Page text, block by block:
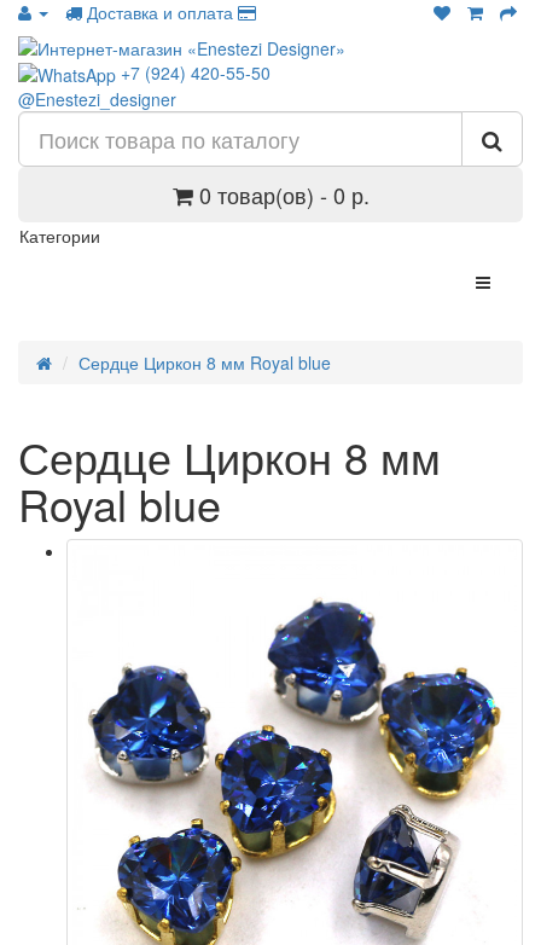
Доставка и оплата
+7 (924) 420-55-50
@Enestezi_designer
0 товар(ов) - 0 р.
Категории
Сердце Циркон 8 мм Royal blue
Сердце Циркон 8 мм
Royal blue